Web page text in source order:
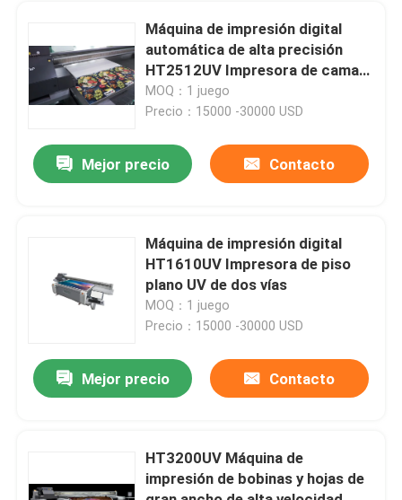
Vídeos
Sobre nosotros
Control de calidad
lata automática que hace la máquina
Poder del aerosol que hace la máquina
Máquina de impresión digital
automática de alta precisión
HT2512UV Impresora de cama
plana UV
MOQ：1 juego
Precio：15000 -30000 USD
Mejor precio Contacto
Máquina de impresión digital
HT1610UV Impresora de piso
plano UV de dos vías
MOQ：1 juego
Precio：15000 -30000 USD
Mejor precio Contacto
HT3200UV Máquina de
impresión de bobinas y hojas de